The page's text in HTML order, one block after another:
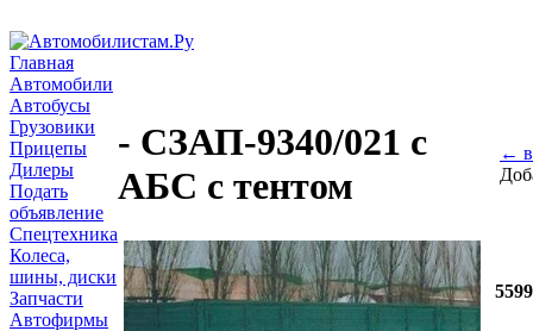
Главная
Автомобили
Автобусы
Грузовики
Прицепы
Дилеры
Подать
объявление
Спецтехника
Колеса,
шины, диски
Запчасти
Автофирмы
- СЗАП-9340/021 с
АБС с тентом
←